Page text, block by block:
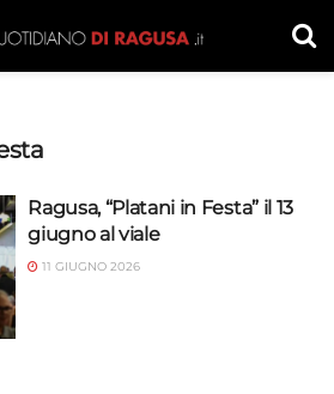
Ragusa, “Platani in Festa” il 13
giugno al viale
11 GIUGNO 2026